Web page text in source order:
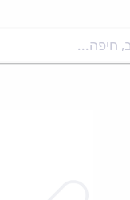
חיפה...